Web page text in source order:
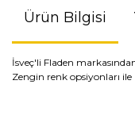
Ürün Bilgisi
İsveç'li Fladen
Zengin renk opsiyonları ile